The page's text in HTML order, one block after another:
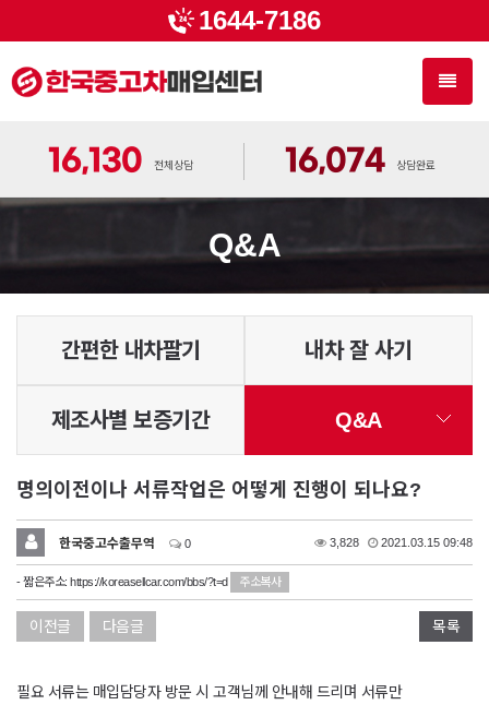
1644-7186
Toggle
16,130 전체상담 16,074 상담완료
Q&A
간편한 내차팔기 내차 잘 사기
제조사별 보증기간 Q&A
명의이전이나 서류작업은 어떻게 진행이 되나요?
한국중고수출무역 0 3,828 2021.03.15 09:48
- 짧은주소: https://koreasellcar.com/bbs/?t=d 주소복사
이전글 다음글 목록
필요 서류는 매입담당자 방문 시 고객님께 안내해 드리며 서류만